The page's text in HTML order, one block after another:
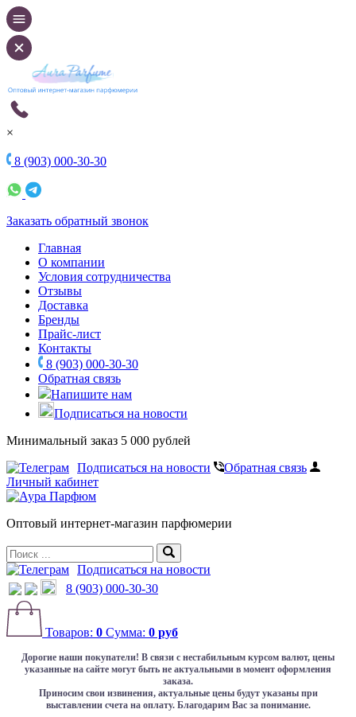
×
8 (903) 000-30-30
Заказать обратный звонок
Главная
О компании
Условия сотрудничества
Отзывы
Доставка
Бренды
Прайс-лист
Контакты
8 (903) 000-30-30
Обратная связь
Напишите нам
Подписаться на новости
Минимальный заказ 5 000 рублей
Подписаться на новости
Обратная связь
Личный кабинет
Оптовый интернет-магазин парфюмерии
Подписаться на новости
8 (903) 000-30-30
Товаров: 0 Сумма: 0 руб
Дорогие наши покупатели! В связи с нестабильным курсом валют, цены
указанные на сайте могут быть не актуальными в момент оформления
заказа.
Приносим свои извинения, актуальные цены будут указаны при
выставлении счета на оплату. Благодарим Вас за понимание.